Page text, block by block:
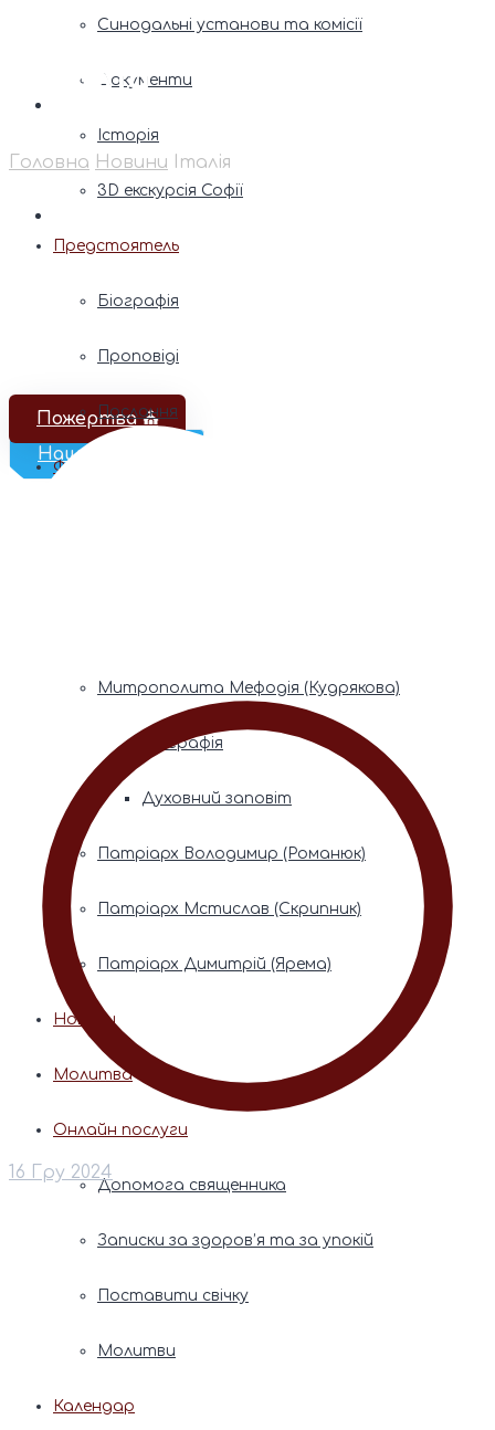
Наш Телеграм
Пожертва ⛪️
Синодальні установи та комісії
Документи
Історія
3D екскурсія Софії
Предстоятель
Біографія
Проповіді
Послання
Фонди пам’яті
Митрополита Мефодія (Кудрякова)
Біографія
Духовний заповіт
Патріарх Володимир (Романюк)
Патріарх Мстислав (Скрипник)
Патріарх Димитрій (Ярема)
Новини
Молитва
Онлайн послуги
Допомога священника
Записки за здоров’я та за упокій
Поставити свічку
Молитви
Календар
Італія
Головна Новини Італія
16 Гру 2024